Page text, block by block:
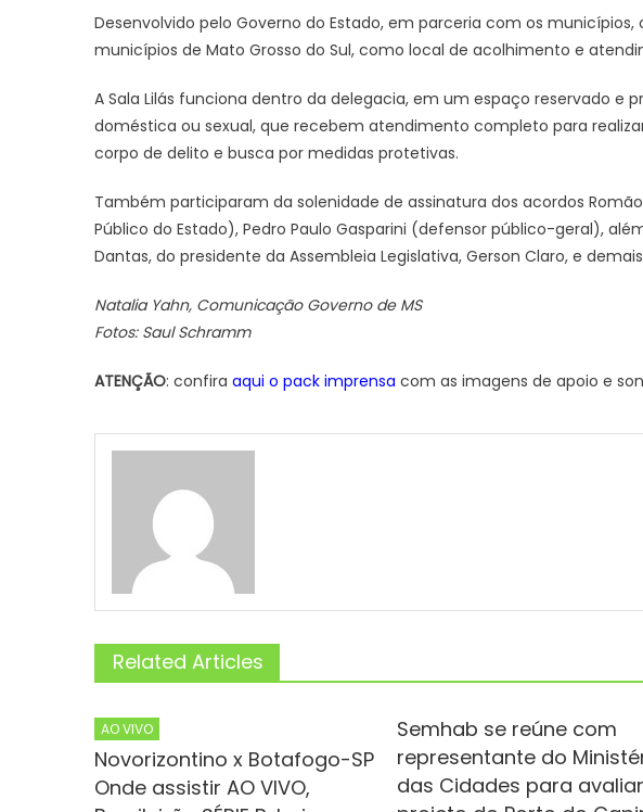
Desenvolvido pelo Governo do Estado, em parceria com os
municípios de Mato Grosso do Sul, como local de acolhimento e
A Sala Lilás funciona dentro da delegacia, em um espaço reservado e
doméstica ou sexual, que recebem atendimento completo para
corpo de delito e busca por medidas protetivas.
Também participaram da solenidade de assinatura dos acordos
Público do Estado), Pedro Paulo Gasparini (defensor público-geral),
Dantas, do presidente da Assembleia Legislativa, Gerson Claro, e
Natalia Yahn, Comunicação Governo de MS
Fotos: Saul Schramm
ATENÇÃO: confira aqui o pack imprensa com as imagens de apoio e
Related Articles
AO VIVO
Novorizontino x Botafogo-SP
Onde assistir AO VIVO,
Semhab se reúne com
representante do
das Cidades para avaliar